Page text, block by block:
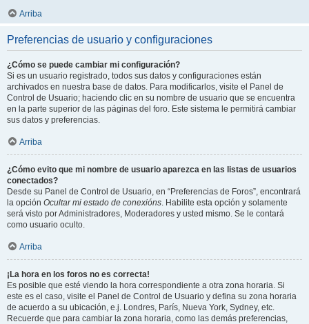
Arriba
Preferencias de usuario y configuraciones
¿Cómo se puede cambiar mi configuración?
Si es un usuario registrado, todos sus datos y configuraciones están
archivados en nuestra base de datos. Para modificarlos, visite el Panel de
Control de Usuario; haciendo clic en su nombre de usuario que se encuentra
en la parte superior de las páginas del foro. Este sistema le permitirá cambiar
sus datos y preferencias.
Arriba
¿Cómo evito que mi nombre de usuario aparezca en las listas de usuarios
conectados?
Desde su Panel de Control de Usuario, en “Preferencias de Foros”, encontrará
la opción Ocultar mi estado de conexións. Habilite esta opción y solamente
será visto por Administradores, Moderadores y usted mismo. Se le contará
como usuario oculto.
Arriba
¡La hora en los foros no es correcta!
Es posible que esté viendo la hora correspondiente a otra zona horaria. Si
este es el caso, visite el Panel de Control de Usuario y defina su zona horaria
de acuerdo a su ubicación, e.j. Londres, París, Nueva York, Sydney, etc.
Recuerde que para cambiar la zona horaria, como las demás preferencias,